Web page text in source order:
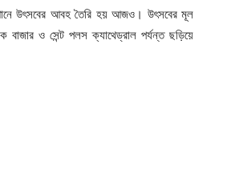
উৎসবের আবহ তৈরি হয় আজও। উৎসবের মূল
বাজার ও সেন্ট পলস ক্যাথেড্রাল পর্যন্ত ছড়িয়ে